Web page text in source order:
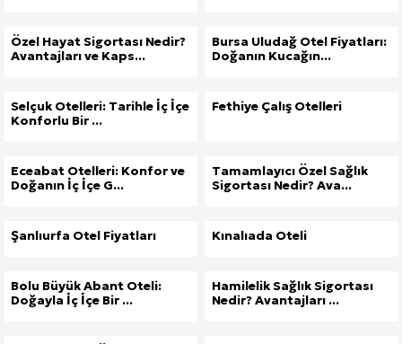
Özel Hayat Sigortası Nedir?
Avantajları ve Kaps...
Bursa Uludağ Otel Fiyatları:
Doğanın Kucağın...
Selçuk Otelleri: Tarihle İç İçe
Konforlu Bir ...
Fethiye Çalış Otelleri
Eceabat Otelleri: Konfor ve
Doğanın İç İçe G...
Tamamlayıcı Özel Sağlık
Sigortası Nedir? Ava...
Şanlıurfa Otel Fiyatları Kınalıada Oteli
Bolu Büyük Abant Oteli:
Doğayla İç İçe Bir ...
Hamilelik Sağlık Sigortası
Nedir? Avantajları ...